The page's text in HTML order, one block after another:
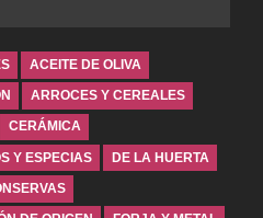
ACEITE DE OLIVA
ARROCES Y CEREALES
CERÁMICA
Y ESPECIAS DE LA HUERTA